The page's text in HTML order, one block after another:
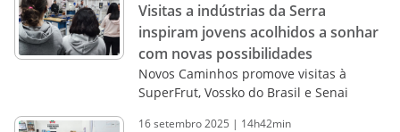
Visitas a indústrias da Serra
inspiram jovens acolhidos a sonhar
com novas possibilidades
Novos Caminhos promove visitas à
SuperFrut, Vossko do Brasil e Senai
16setembro2025 | 14h42min